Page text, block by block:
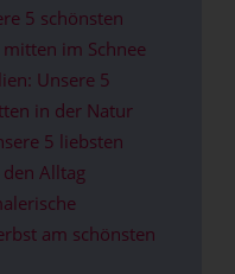
5 schönsten
im Schnee
Unsere 5
in der Natur
5 liebsten
Alltag
am schönsten